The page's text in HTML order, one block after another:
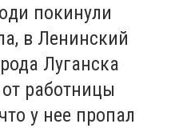
покинули
в Ленинский
Луганска
работницы
у нее пропал